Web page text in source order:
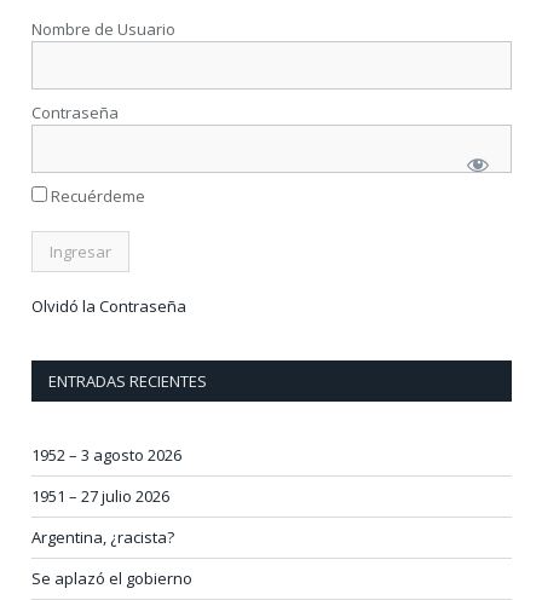
Nombre de Usuario
Contraseña
Recuérdeme
Olvidó la Contraseña
ENTRADAS RECIENTES
1952 – 3 agosto 2026
1951 – 27 julio 2026
Argentina, ¿racista?
Se aplazó el gobierno